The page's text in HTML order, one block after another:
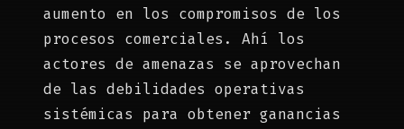
aumento en los compromisos de los
procesos comerciales. Ahí los
actores de amenazas se aprovechan
de las debilidades operativas
sistémicas para obtener ganancias